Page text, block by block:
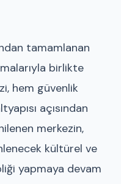
tamamlanan
birlikte
hem güvenlik
açısından
merkezin,
kültürel ve
yapmaya devam